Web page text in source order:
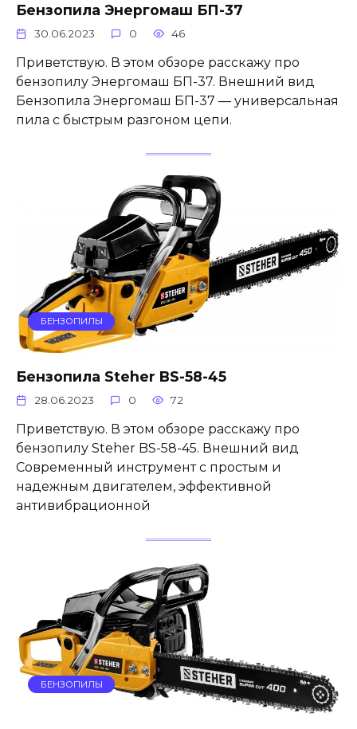
Бензопила Энергомаш БП-37
30.06.2023 0 46
Приветствую. В этом обзоре расскажу про
бензопилу Энергомаш БП-37. Внешний вид
Бензопила Энергомаш БП-37 — универсальная
пила с быстрым разгоном цепи.
БЕНЗОПИЛЫ
Бензопила Steher BS-58-45
28.06.2023 0 72
Приветствую. В этом обзоре расскажу про
бензопилу Steher BS-58-45. Внешний вид
Современный инструмент с простым и
надежным двигателем, эффективной
антивибрационной
БЕНЗОПИЛЫ